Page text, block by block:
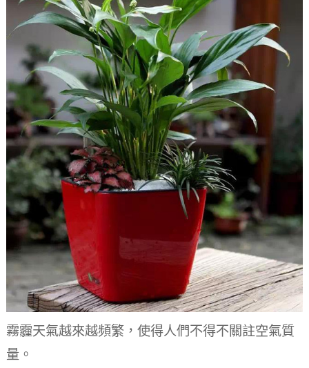
霧霾天氣越來越頻繁，使得人們不得不關註空氣質
量。